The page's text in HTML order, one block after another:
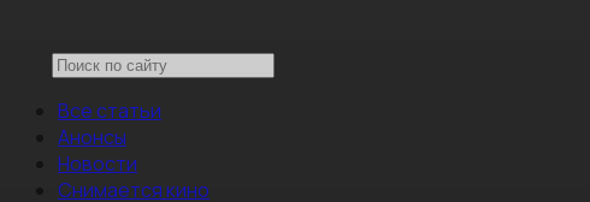
Все статьи
Анонсы
Новости
Снимается кино